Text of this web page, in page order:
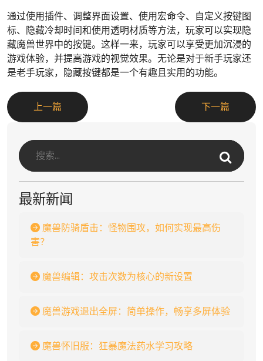
通过使用插件、调整界面设置、使用宏命令、自定义按键图
标、隐藏冷却时间和使用透明材质等方法，玩家可以实现隐
藏魔兽世界中的按键。这样一来，玩家可以享受更加沉浸的
游戏体验，并提高游戏的视觉效果。无论是对于新手玩家还
是老手玩家，隐藏按键都是一个有趣且实用的功能。
上一篇 下一篇
最新新闻
魔兽防骑盾击：怪物围攻，如何实现最高伤
害？
魔兽编辑：攻击次数为核心的新设置
魔兽游戏退出全屏：简单操作，畅享多屏体验
魔兽怀旧服：狂暴魔法药水学习攻略